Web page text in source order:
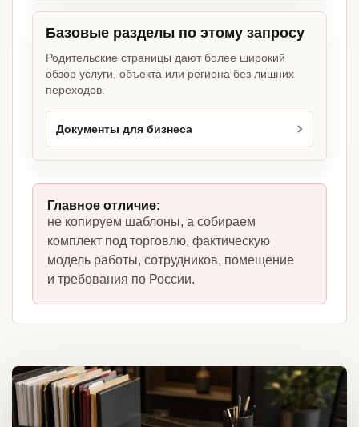
Базовые разделы по этому запросу
Родительские страницы дают более широкий
обзор услуги, объекта или региона без лишних
переходов.
Документы для бизнеса
Главное отличие:
не копируем шаблоны, а собираем
комплект под торговлю, фактическую
модель работы, сотрудников, помещение
и требования по России.